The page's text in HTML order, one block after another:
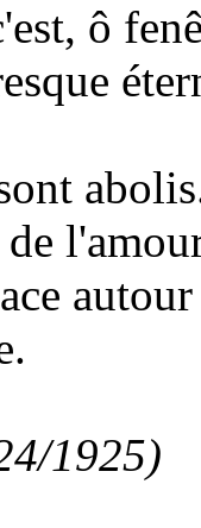
ô
autour
1925)